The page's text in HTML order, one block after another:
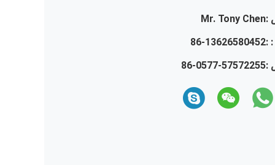
:
Mr. Tony Chen
: :
86-13626580452
:
86-0577-57572255